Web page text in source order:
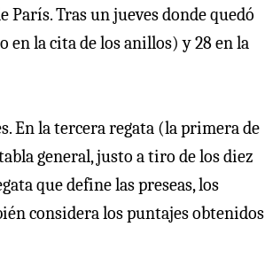
París. Tras un jueves donde quedó
la cita de los anillos) y 28 en la
En la tercera regata (la primera de
general, justo a tiro de los diez
que define las preseas, los
considera los puntajes obtenidos